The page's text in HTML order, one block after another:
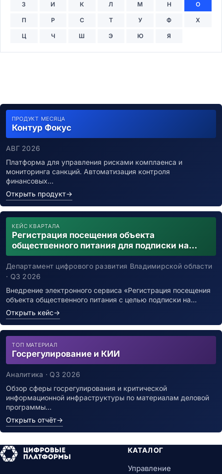
З И К Л М Н О
П Р С Т У Ф Х
Ц Ч Ш Э Ю Я
ПРОДУКТ МЕСЯЦА
Контур Фокус
АВГ 2026
Платформа для управления рисками комплаенса и
мониторинга санкций. Автоматизация контроля
финансовых…
Открыть продукт→
КЕЙС КВАРТАЛА
Регистрация посещения объекта
общественного питания для подписки на
уведомления о возможном контакте с
заболевшим новой коронавирусной
инфекцией
Департамент цифрового развития Владимирской области
· Q3 2026
Внедрение электронного сервиса «Регистрация посещения
объекта общественного питания с целью подписки на…
Открыть кейс→
ТОП МАТЕРИАЛ
Госрегулирование и КИИ
Аналитика · Q3 2026
Обзор сферы госрегулирования и критической
информационной инфраструктуры по материалам деловой
программы…
Открыть отчёт→
КАТАЛОГ
Управление